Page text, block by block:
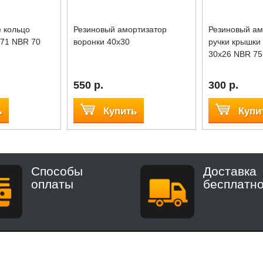
кольцо
NBR 70
Резиновый амортизатор
воронки 40х30
550 р.
Купить
Резиновый
ручки
30x26 NBR 75
300 р.
Способы
оплаты
Доставка